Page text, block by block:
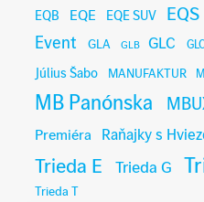
EQB EQE EQE SUV EQS
Event GLA GLB GLC
Július Šabo MANUFAKTUR
MB Panónska
Premiéra Raňajky s
Trieda E Trieda G
Trieda T